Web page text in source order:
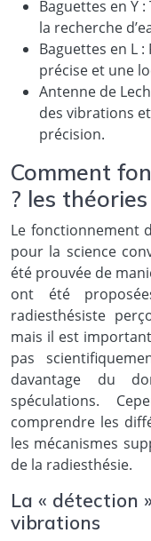
Baguettes en Y
la recherche
Baguettes en L
précise et une
Antenne de
des vibrations
précision.
Comment
? les
Le fonctionnement
pour la science
été prouvée de
ont été
radiesthésiste
mais il est
pas
davantage du
spéculations.
comprendre les
les mécanismes
de la radiesthésie.
La « détection
vibrations